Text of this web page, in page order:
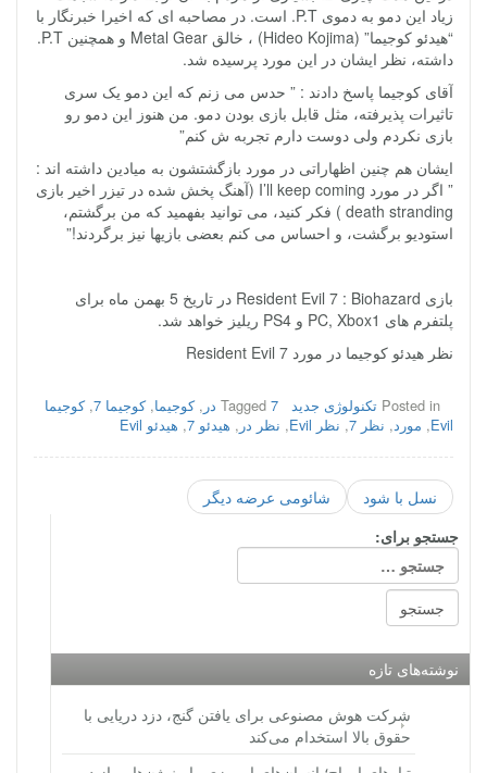
زیاد این دمو به دموی P.T. است. در مصاحبه ای که اخیرا خبرنگار با
“هیدئو کوجیما” (Hideo Kojima) ، خالق Metal Gear و همچنین P.T.
داشته، نظر ایشان در این مورد پرسیده شد.
آقای کوجیما پاسخ دادند : ” حدس می زنم که این دمو یک سری
تاثیرات پذیرفته، مثل قابل بازی بودن دمو. من هنوز این دمو رو
بازی نکردم ولی دوست دارم تجربه ش کنم”
ایشان هم چنین اظهاراتی در مورد بازگشتشون به میادین داشته اند :
” اگر در مورد I’ll keep coming (آهنگ پخش شده در تیزر اخیر بازی
death stranding ) فکر کنید، می توانید بفهمید که من برگشتم،
استودیو برگشت، و احساس می کنم بعضی بازیها نیز برگردند!”
بازی Resident Evil 7 : Biohazard در تاریخ 5 بهمن ماه برای
پلتفرم های PC, Xbox1 و PS4 ریلیز خواهد شد.
نظر هیدئو کوجیما در مورد Resident Evil 7
Posted in تکنولوژی جدید Tagged 7 در ,کوجیما,کوجیما 7 ,کوجیما
Evil
, مورد, نظر 7 , نظر Evil , نظر در , هیدئو 7 , هیدئو Evil
شائومی عرضه دیگر
نسل با شود
جستجو برای:
نوشته‌های تازه
شرکت هوش مصنوعی برای یافتن گنج، دزد دریایی با
حقوق بالا استخدام می‌کند